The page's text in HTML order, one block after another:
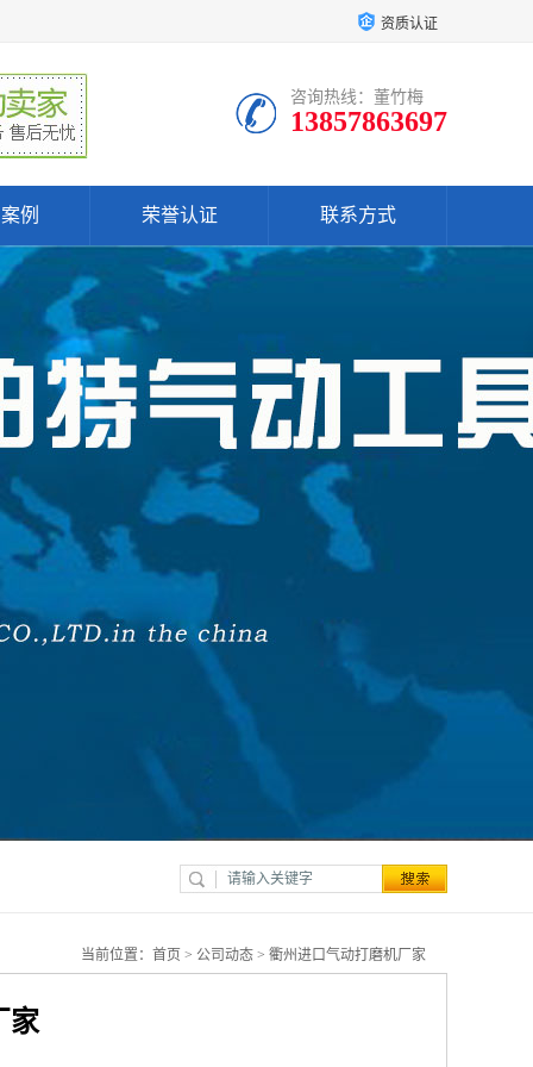
资质认证
咨询热线：董竹梅
13857863697
例 荣誉认证 联系方式
当前位置： 首页 > 公司动态 > 衢州进口气动打磨机厂家
家